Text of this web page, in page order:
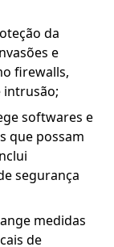
da
e
firewalls,
intrusão;
softwares e
que possam
segurança
medidas
de